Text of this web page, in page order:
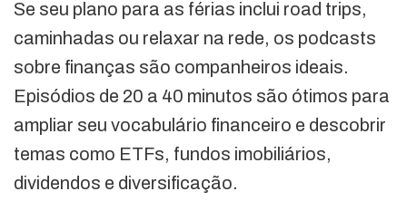
Se seu plano para as férias inclui road trips,
caminhadas ou relaxar na rede, os podcasts
sobre finanças são companheiros ideais.
Episódios de 20 a 40 minutos são ótimos para
ampliar seu vocabulário financeiro e descobrir
temas como ETFs, fundos imobiliários,
dividendos e diversificação.